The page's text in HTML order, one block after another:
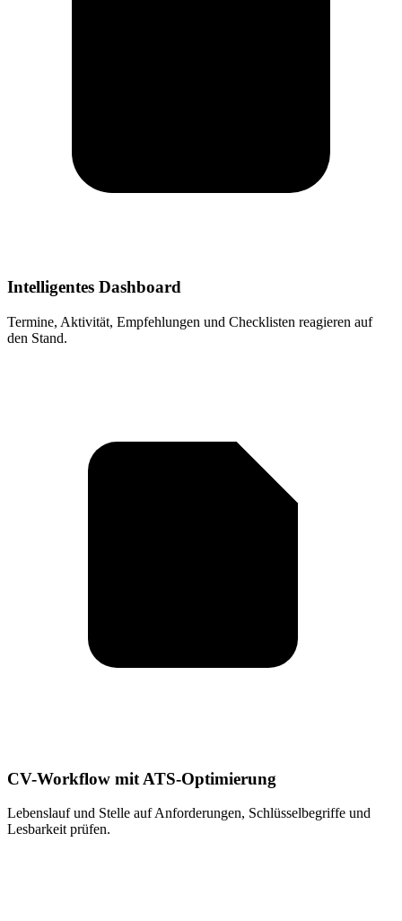
Intelligentes Dashboard
Termine, Aktivität, Empfehlungen und Checklisten reagieren auf
den Stand.
CV-Workflow mit ATS-Optimierung
Lebenslauf und Stelle auf Anforderungen, Schlüsselbegriffe und
Lesbarkeit prüfen.